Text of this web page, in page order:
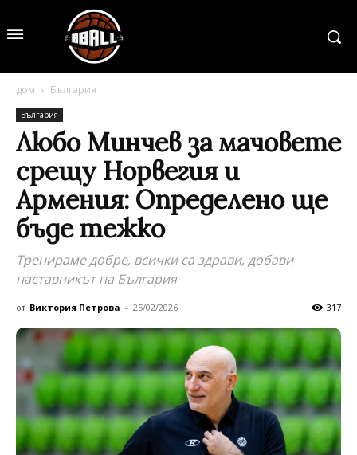
дом България
България
Любо Минчев за мачовете
срещу Норвегия и
Армения: Определено ще
бъде тежко
Тренираме добре, всички са здрави, добави
наставникът на България
от Виктория Петрова - 25/02/2026 317